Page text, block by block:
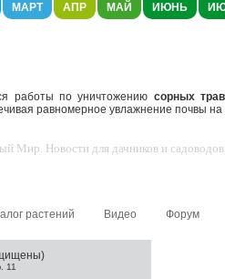
МАРТ АПР МАЙ ИЮНЬ
работы по уничтожению сорных трав
равномерное увлажнение почвы
Мир. Новости для дачников и
растений Видео Форум
11